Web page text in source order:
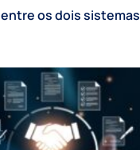
entre os dois sistemas